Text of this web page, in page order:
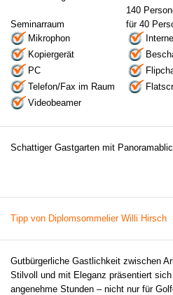
140
Seminarraum
für 40
Mikrophon
Kopiergerät
PC
Telefon/Fax im Raum
Videobeamer
Schattiger Gastgarten mit
Tipp von Diplomsommelier Willi Hirsch
Gutbürgerliche Gastlichkeit zwischen
Stilvoll und mit Eleganz präsentiert
angenehme Stunden – nicht nur für